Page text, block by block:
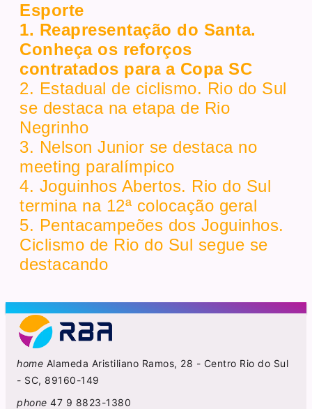
Esporte
1. Reapresentação do Santa.
Conheça os reforços
contratados para a Copa SC
2. Estadual de ciclismo. Rio do Sul
se destaca na etapa de Rio
Negrinho
3. Nelson Junior se destaca no
meeting paralímpico
4. Joguinhos Abertos. Rio do Sul
termina na 12ª colocação geral
5. Pentacampeões dos Joguinhos.
Ciclismo de Rio do Sul segue se
destacando
home Alameda Aristiliano Ramos, 28 - Centro Rio do Sul
- SC, 89160-149
phone 47 9 8823-1380